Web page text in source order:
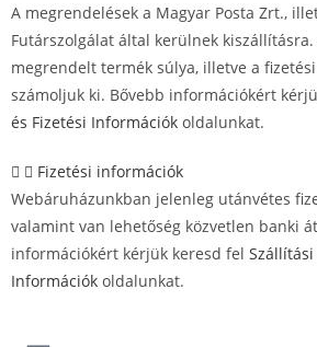
A megrendelések a Magyar Posta Zrt.,
Futárszolgálat által kerülnek
megrendelt termék súlya, illetve a
számoljuk ki. Bővebb információkért
és Fizetési Információk oldalunkat.
Fizetési információk
Webáruházunkban jelenleg utánvétes
valamint van lehetőség közvetlen banki
információkért kérjük keresd fel Szállítási
Információk oldalunkat.